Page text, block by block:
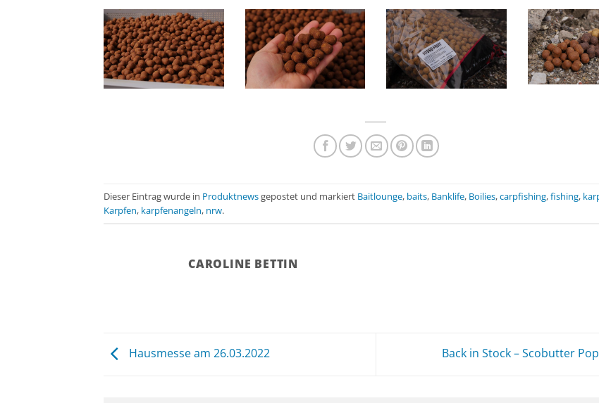
Dieser Eintrag wurde in Produktnewsgepostet und markiert Baitlounge, baits, Banklife, Boilies,carpfishing,fishing,
Karpfen, karpfenangeln, nrw.
CAROLINE BETTIN
Hausmesse am 26.03.2022 Back in Stock – Scobutter